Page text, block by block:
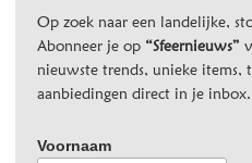
Op zoek naar een landelijke,
Abonneer je op “Sfeernieuws”
nieuwste trends, unieke items,
aanbiedingen direct in je inbox.
Voornaam